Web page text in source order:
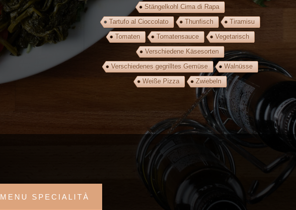
Stängelkohl Cima di Rapa
Tartufo al Cioccolato
Thunfisch
Tiramisu
Tomaten
Tomatensauce
Vegetarisch
Verschiedene Käsesorten
Verschiedenes gegrilltes Gemüse
Walnüsse
Weiße Pizza
Zwiebeln
MENU SPECIALITÀ